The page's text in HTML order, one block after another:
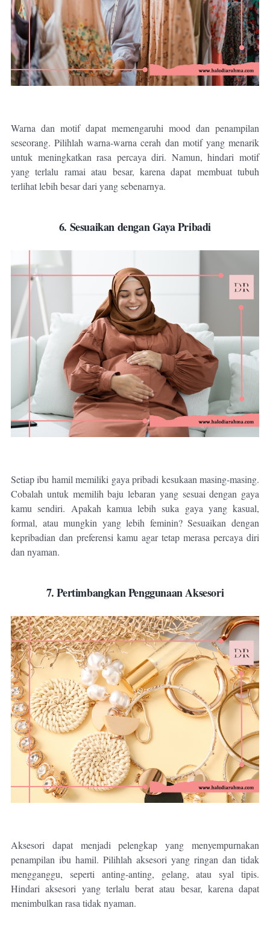
Warna dan motif dapat memengaruhi mood dan penampilan
seseorang. Pilihlah warna-warna cerah dan motif yang menarik
untuk meningkatkan rasa percaya diri. Namun, hindari motif
yang terlalu ramai atau besar, karena dapat membuat tubuh
terlihat lebih besar dari yang sebenarnya.
6. Sesuaikan dengan Gaya Pribadi
Setiap ibu hamil memiliki gaya pribadi kesukaan masing-masing.
Cobalah untuk memilih baju lebaran yang sesuai dengan gaya
kamu sendiri. Apakah kamua lebih suka gaya yang kasual,
formal, atau mungkin yang lebih feminin? Sesuaikan dengan
kepribadian dan preferensi kamu agar tetap merasa percaya diri
dan nyaman.
7. Pertimbangkan Penggunaan Aksesori
Aksesori dapat menjadi pelengkap yang menyempurnakan
penampilan ibu hamil. Pilihlah aksesori yang ringan dan tidak
mengganggu, seperti anting-anting, gelang, atau syal tipis.
Hindari aksesori yang terlalu berat atau besar, karena dapat
menimbulkan rasa tidak nyaman.